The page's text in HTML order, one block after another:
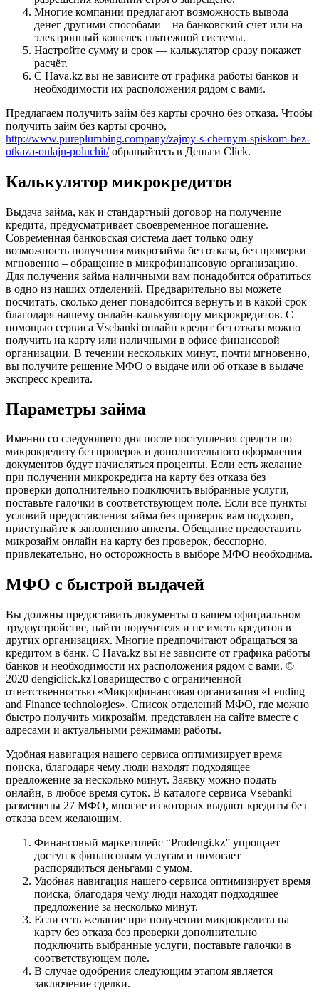
Многие компании предлагают возможность вывода
денег другими способами – на банковский счет или на
электронный кошелек платежной системы.
Настройте сумму и срок — калькулятор сразу покажет
расчёт.
С Hava.kz вы не зависите от графика работы банков и
необходимости их расположения рядом с вами.
Предлагаем получить займ без карты срочно без отказа. Чтобы
получить займ без карты срочно,
http://www.pureplumbing.company/zajmy-s-chernym-spiskom-bez-
otkaza-onlajn-poluchit/обращайтесь в Деньги Click.
Калькулятор микрокредитов
Выдача займа, как и стандартный договор на получение
кредита, предусматривает своевременное погашение.
Современная банковская система дает только одну
возможность получения микрозайма без отказа, без проверки
мгновенно – обращение в микрофинансовую организацию.
Для получения займа наличными вам понадобится обратиться
в одно из наших отделений. Предварительно вы можете
посчитать, сколько денег понадобится вернуть и в какой срок
благодаря нашему онлайн-калькулятору микрокредитов. С
помощью сервиса Vsebanki онлайн кредит без отказа можно
получить на карту или наличными в офисе финансовой
организации. В течении нескольких минут, почти мгновенно,
вы получите решение МФО о выдаче или об отказе в выдаче
экспресс кредита.
Параметры займа
Именно со следующего дня после поступления средств по
микрокредиту без проверок и дополнительного оформления
документов будут начисляться проценты. Если есть желание
при получении микрокредита на карту без отказа без
проверки дополнительно подключить выбранные услуги,
поставьте галочки в соответствующем поле. Если все пункты
условий предоставления займа без проверок вам подходят,
приступайте к заполнению анкеты. Обещание предоставить
микрозайм онлайн на карту без проверок, бесспорно,
привлекательно, но осторожность в выборе МФО необходима.
МФО с быстрой выдачей
Вы должны предоставить документы о вашем официальном
трудоустройстве, найти поручителя и не иметь кредитов в
других организациях. Многие предпочитают обращаться за
кредитом в банк. С Hava.kz вы не зависите от графика работы
банков и необходимости их расположения рядом с вами. ©
2020 dengiclick.kzТоварищество с ограниченной
ответственностью «Микрофинансовая организация «Lending
and Finance technologies». Список отделений МФО, где можно
быстро получить микрозайм, представлен на сайте вместе с
адресами и актуальными режимами работы.
Удобная навигация нашего сервиса оптимизирует время
поиска, благодаря чему люди находят подходящее
предложение за несколько минут. Заявку можно подать
онлайн, в любое время суток. В каталоге сервиса Vsebanki
размещены 27 МФО, многие из которых выдают кредиты без
отказа всем желающим.
Финансовый маркетплейс “Prodengi.kz” упрощает
доступ к финансовым услугам и помогает
распорядиться деньгами с умом.
Удобная навигация нашего сервиса оптимизирует время
поиска, благодаря чему люди находят подходящее
предложение за несколько минут.
Если есть желание при получении микрокредита на
карту без отказа без проверки дополнительно
подключить выбранные услуги, поставьте галочки в
соответствующем поле.
В случае одобрения следующим этапом является
заключение сделки.